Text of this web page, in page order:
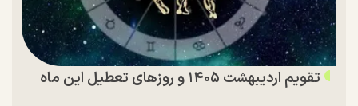
تقویم اردیبهشت ۱۴۰۵ و روز‌های تعطیل این ماه